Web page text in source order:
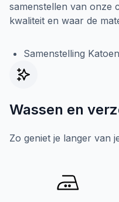
samenstellen van onze
kwaliteit en waar de
Samenstelling
Wassen en
Zo geniet je langer van